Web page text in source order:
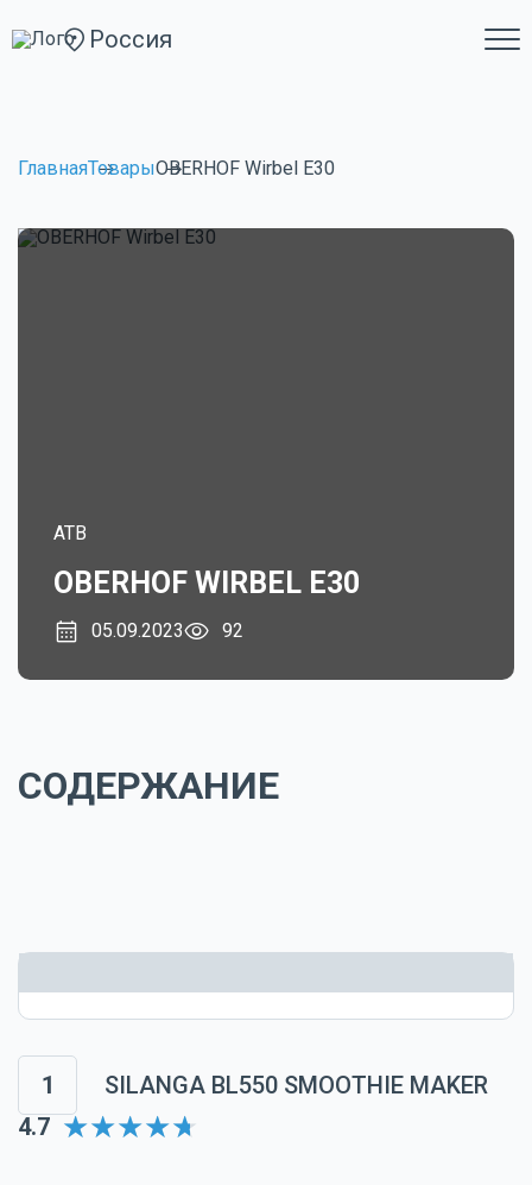
Россия
ГлавнаяТоварыOBERHOF Wirbel E30
ATB
OBERHOF WIRBEL E30
05.09.2023 92
СОДЕРЖАНИЕ
1
SILANGA BL550 SMOOTHIE MAKER
4.7